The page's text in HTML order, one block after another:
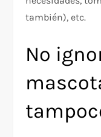
también), etc.
No